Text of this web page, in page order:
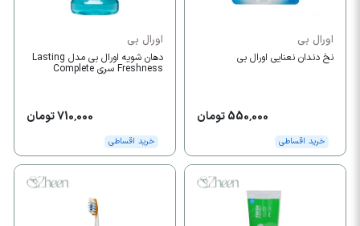
اورال بی
نخ دندان نعنایی اورال بی
550,000 تومان
خرید اقساطی
اورال بی
دهان شویه اورال بی مدل Lasting
Freshness سری Complete
710,000 تومان
خرید اقساطی